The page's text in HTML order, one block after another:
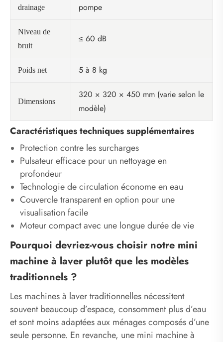
drainage pompe
Niveau de
bruit
≤ 60 dB
Poids net 5 à 8 kg
Dimensions
320 × 320 × 450 mm (varie selon le
modèle)
Caractéristiques techniques supplémentaires
Protection contre les surcharges
Pulsateur efficace pour un nettoyage en
profondeur
Technologie de circulation économe en eau
Couvercle transparent en option pour une
visualisation facile
Moteur compact avec une longue durée de vie
Pourquoi devriez-vous choisir notre mini
machine à laver plutôt que les modèles
traditionnels ?
Les machines à laver traditionnelles nécessitent
souvent beaucoup d’espace, consomment plus d’eau
et sont moins adaptées aux ménages composés d’une
seule personne. En revanche, une mini machine à